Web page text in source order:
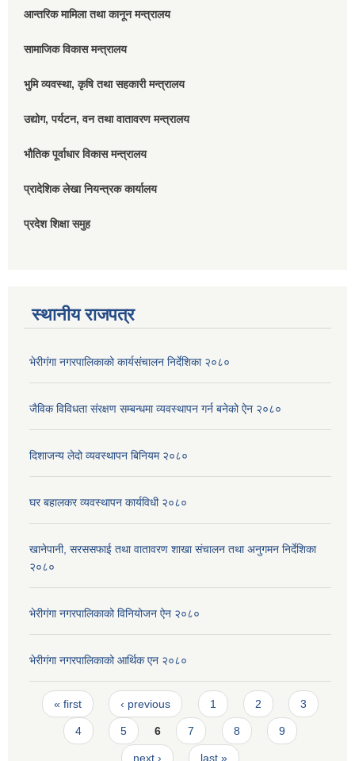
आन्तरिक मामिला तथा कानून मन्त्रालय
सामाजिक विकास मन्त्रालय
भुमि व्यवस्था, कृषि तथा सहकारी मन्त्रालय
उद्योग, पर्यटन, वन तथा वातावरण मन्त्रालय
भौतिक पूर्वाधार विकास मन्त्रालय
प्रादेशिक लेखा नियन्त्रक कार्यालय
प्रदेश शिक्षा समुह
स्थानीय राजपत्र
भेरीगंगा नगरपालिकाको कार्यसंचालन निर्देशिका २०८०
जैविक विविधता संरक्षण सम्बन्धमा व्यवस्थापन गर्न बनेको ऐन २०८०
दिशाजन्य लेदो व्यवस्थापन बिनियम २०८०
घर बहालकर व्यवस्थापन कार्यविधी २०८०
खानेपानी, सरससफाई तथा वातावरण शाखा संचालन तथा अनुगमन निर्देशिका
२०८०
भेरीगंगा नगरपालिकाको विनियोजन ऐन २०८०
भेरीगंगा नगरपालिकाको आर्थिक एन २०८०
Pages
« first ‹ previous 1 2 3
4 5 6 7 8 9
next › last »